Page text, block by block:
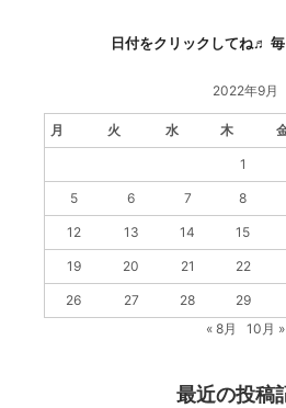
日付をクリックしてね♬
2022年9月
月 火 水 木
1
5 6 7 8
12 13 14 15
19 20 21 22
26 27 28 29
« 8月
10月 »
最近の投稿